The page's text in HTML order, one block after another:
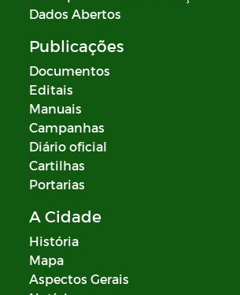
Dados Abertos
Publicações
Documentos
Editais
Manuais
Campanhas
Diário oficial
Cartilhas
Portarias
A Cidade
História
Mapa
Aspectos Gerais